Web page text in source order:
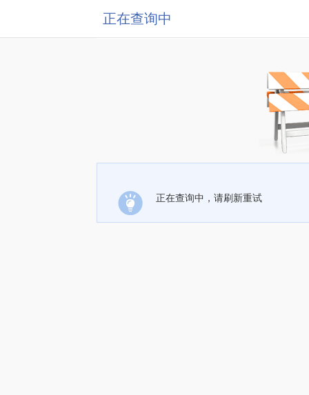
正在查询中
正在查询中，请刷新重试